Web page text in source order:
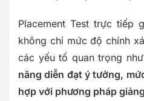
Placement Test trực tiếp
không chỉ mức độ chính
các yếu tố quan trọng như
năng diễn đạt ý tưởng,
hợp với phương pháp